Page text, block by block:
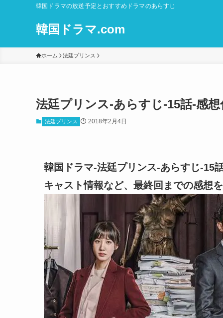
韓国ドラマの放送予定とおすすめドラマのあらすじ
韓国ドラマ.com
ホーム 法廷プリンス
法廷プリンス-あらすじ-15話-感
法廷プリンス 2018年2月4日
韓国ドラマ-法廷プリンス-あらすじ-15
キャスト情報など、最終回までの感想